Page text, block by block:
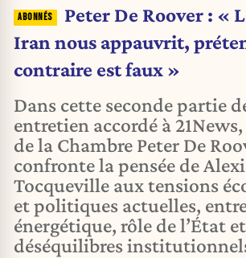
Peter De Roover : «
Iran nous appauvrit,
contraire est faux »
Dans cette seconde partie
entretien accordé à
de la Chambre Peter De
confronte la pensée de
Tocqueville aux tensions
et politiques actuelles,
énergétique, rôle de l’État et
déséquilibres